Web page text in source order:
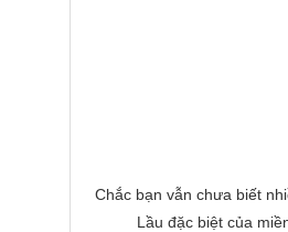
Chắc bạn vẫn chưa biết
Lầu đặc biệt của